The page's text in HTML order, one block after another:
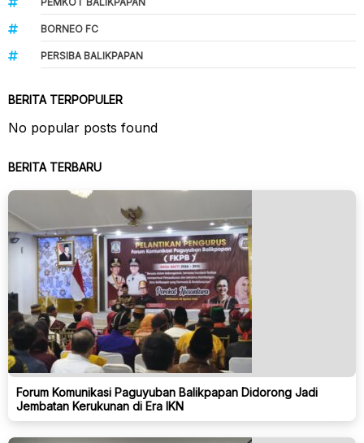
BORNEO FC
PERSIBA BALIKPAPAN
BERITA TERPOPULER
No popular posts found
BERITA TERBARU
Forum Komunikasi Paguyuban Balikpapan Didorong Jadi
Jembatan Kerukunan di Era IKN